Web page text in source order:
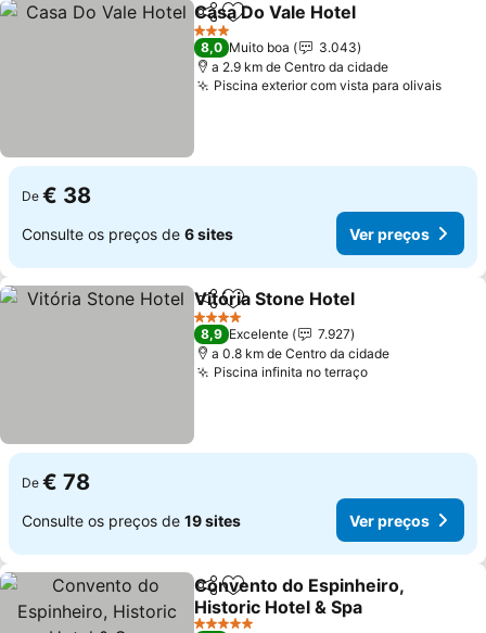
PartilharAdicionar aos favoritos
Casa Do Vale Hotel
3 Estrelas
8,0 Muito boa
3.043
a 2.9 km de Centro da cidade
Piscina exterior com vista para olivais
De € 38
Consulte os preços de 6 sites Ver preços
PartilharAdicionar aos favoritos
Vitória Stone Hotel
4 Estrelas
8,9 Excelente
7.927
a 0.8 km de Centro da cidade
Piscina infinita no terraço
De € 78
Consulte os preços de 19 sites Ver preços
PartilharAdicionar aos favoritos
Convento do Espinheiro,
Historic Hotel & Spa